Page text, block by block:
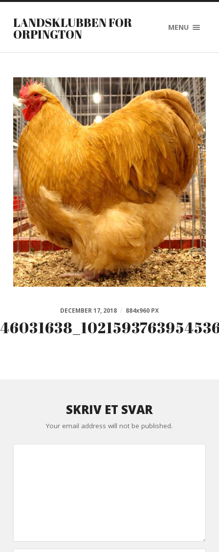
LANDSKLUBBEN FOR
ORPINGTON MENU
DECEMBER 17, 2018 / 884x960 PX
SKRIV ET SVAR
Your email address will not be published.